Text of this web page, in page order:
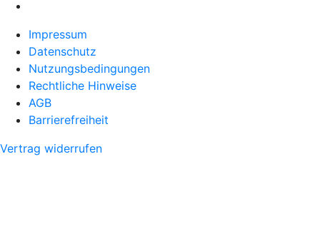
Impressum
Datenschutz
Nutzungsbedingungen
Rechtliche Hinweise
AGB
Barrierefreiheit
Vertrag widerrufen